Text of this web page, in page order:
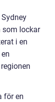
som lockar
i en
för en